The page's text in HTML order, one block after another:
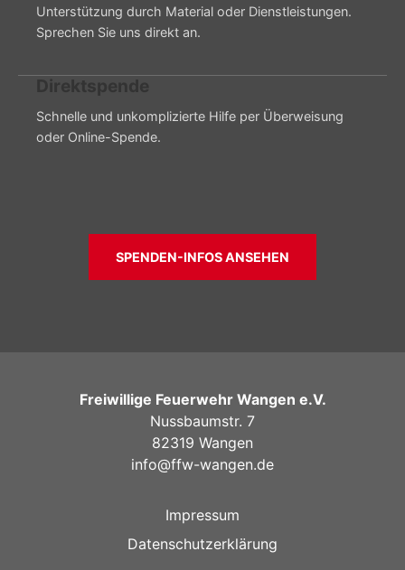
Unterstützung durch Material oder Dienstleistungen.
Sprechen Sie uns direkt an.
Direktspende
Schnelle und unkomplizierte Hilfe per Überweisung
oder Online-Spende.
SPENDEN-INFOS ANSEHEN
Freiwillige Feuerwehr Wangen e.V.
Nussbaumstr. 7
82319 Wangen
info@ffw-wangen.de
Impressum
Datenschutzerklärung